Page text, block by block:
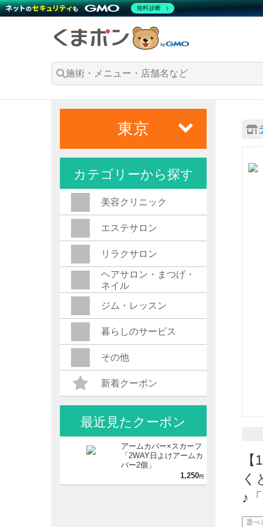
く
♪
選べ
東京
カテゴリーから探す
美容クリニック
エステサロン
リラクサロン
ヘアサロン・まつげ・
ネイル
ジム・レッスン
暮らしのサービス
その他
新着クーポン
最近見たクーポン
アームカバー×スカーフ
「2WAY日よけアームカ
バー2個」
1,250円
無料診断